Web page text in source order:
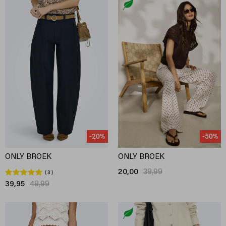
-20%
ONLY BROEK
3
39,95 49,99
-50%
ONLY BROEK
20,00 39,99